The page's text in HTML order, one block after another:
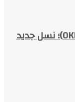
معرفی کرکره فولادی اوکر (OKER)؛ نسل جدید